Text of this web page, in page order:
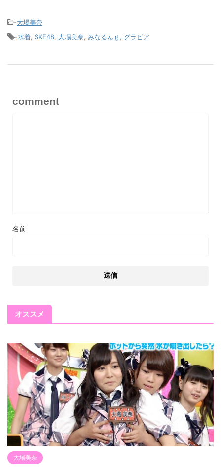
-大場美奈
-水着 SKE48 大場美奈 みなるんｇ グラビア
comment
名前
オススメ
大場美奈